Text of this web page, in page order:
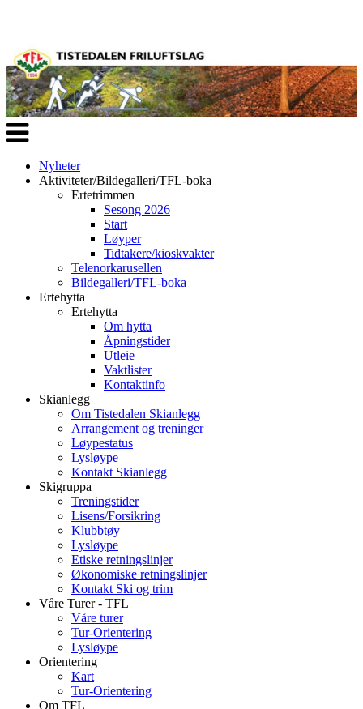
Veksle
navigasjon
Nyheter
Aktiviteter/Bildegalleri/TFL-boka
Ertetrimmen
Sesong 2026
Start
Løyper
Tidtakere/kioskvakter
Telenorkarusellen
Bildegalleri/TFL-boka
Ertehytta
Ertehytta
Om hytta
Åpningstider
Utleie
Vaktlister
Kontaktinfo
Skianlegg
Om Tistedalen Skianlegg
Arrangement og treninger
Løypestatus
Lysløype
Kontakt Skianlegg
Skigruppa
Treningstider
Lisens/Forsikring
Klubbtøy
Lysløype
Etiske retningslinjer
Økonomiske retningslinjer
Kontakt Ski og trim
Våre Turer - TFL
Våre turer
Tur-Orientering
Lysløype
Orientering
Kart
Tur-Orientering
Om TFL